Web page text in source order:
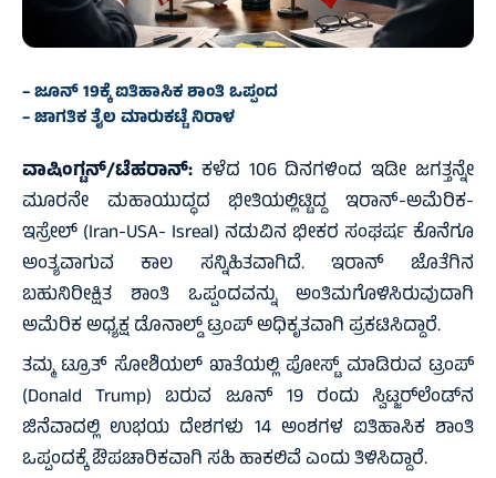
– ಜೂನ್ 19ಕ್ಕೆ ಐತಿಹಾಸಿಕ ಶಾಂತಿ ಒಪ್ಪಂದ
– ಜಾಗತಿಕ ತೈಲ ಮಾರುಕಟ್ಟೆ ನಿರಾಳ
ವಾಷಿಂಗ್ಟನ್/ಟೆಹರಾನ್‌: ಕಳೆದ 106 ದಿನಗಳಿಂದ ಇಡೀ ಜಗತ್ತನ್ನೇ
ಮೂರನೇ ಮಹಾಯುದ್ಧದ ಭೀತಿಯಲ್ಲಿಟ್ಟಿದ್ದ ಇರಾನ್-ಅಮೆರಿಕ-
ಇಸ್ರೇಲ್ (Iran-USA- Isreal) ನಡುವಿನ ಭೀಕರ ಸಂಘರ್ಷ ಕೊನೆಗೂ
ಅಂತ್ಯವಾಗುವ ಕಾಲ ಸನ್ನಿಹಿತವಾಗಿದೆ. ಇರಾನ್ ಜೊತೆಗಿನ
ಬಹುನಿರೀಕ್ಷಿತ ಶಾಂತಿ ಒಪ್ಪಂದವನ್ನು ಅಂತಿಮಗೊಳಿಸಿರುವುದಾಗಿ
ಅಮೆರಿಕ ಅಧ್ಯಕ್ಷ ಡೊನಾಲ್ಡ್ ಟ್ರಂಪ್ ಅಧಿಕೃತವಾಗಿ ಪ್ರಕಟಿಸಿದ್ದಾರೆ.
ತಮ್ಮ ಟ್ರೂತ್ ಸೋಶಿಯಲ್ ಖಾತೆಯಲ್ಲಿ ಪೋಸ್ಟ್ ಮಾಡಿರುವ ಟ್ರಂಪ್
(Donald Trump) ಬರುವ ಜೂನ್ 19 ರಂದು ಸ್ವಿಟ್ಜರ್‌ಲೆಂಡ್‌ನ
ಜಿನೆವಾದಲ್ಲಿ ಉಭಯ ದೇಶಗಳು 14 ಅಂಶಗಳ ಐತಿಹಾಸಿಕ ಶಾಂತಿ
ಒಪ್ಪಂದಕ್ಕೆ ಔಪಚಾರಿಕವಾಗಿ ಸಹಿ ಹಾಕಲಿವೆ ಎಂದು ತಿಳಿಸಿದ್ದಾರೆ.